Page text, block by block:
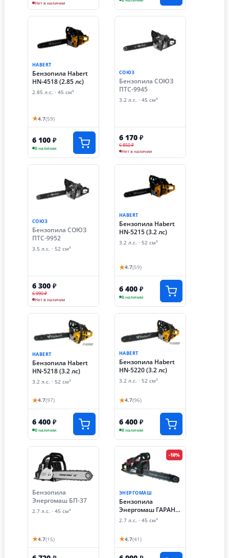
Нет в наличии
HABERT
Бензопила Habert
HN-4518 (2.85 лс)
2.85 л.с. · 45 см³
★4.7(59)
6 100 ₽
В наличии
СОЮЗ
Бензопила СОЮЗ
ПТС-9945
3.2 л.с. · 45 см³
6 170 ₽
6 850 ₽
Нет в наличии
СОЮЗ
Бензопила СОЮЗ
ПТС-9952
3.5 л.с. · 52 см³
6 300 ₽
6 990 ₽
Нет в наличии
HABERT
Бензопила Habert
HN-5215 (3.2 лс)
3.2 л.с. · 52 см³
★4.7(59)
6 400 ₽
В наличии
HABERT
Бензопила Habert
HN-5218 (3.2 лс)
3.2 л.с. · 52 см³
★4.7(97)
6 400 ₽
В наличии
HABERT
Бензопила Habert
HN-5220 (3.2 лс)
3.2 л.с. · 52 см³
★4.7(96)
6 400 ₽
В наличии
Бензопила
Энергомаш БП-37
2.7 л.с. · 45 см³
★4.7(15)
-10%
ЭНЕРГОМАШ
Бензопила
Энергомаш ГАРАНТ
БП1-45
2.7 л.с. · 45 см³
★4.7(41)